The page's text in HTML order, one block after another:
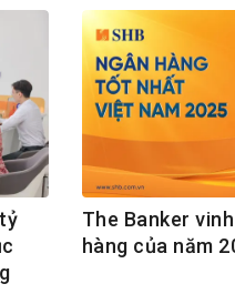
TUYỂN DỤNG
The Banker
hàng của năm